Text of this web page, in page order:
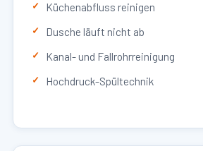
Küchenabfluss reinigen
Dusche läuft nicht ab
Kanal- und Fallrohrreinigung
Hochdruck-Spültechnik